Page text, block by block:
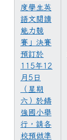
度學生英
語文閱讀
能力競
賽」決賽
預訂於
115年12
月5日
（星期
六）於鑄
強國小舉
行，請各
校預做準